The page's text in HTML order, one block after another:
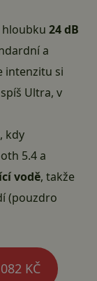
24 dB
a
intenzitu si
Ultra, v
kdy
5.4 a
vodě, takže
(pouzdro
KČ